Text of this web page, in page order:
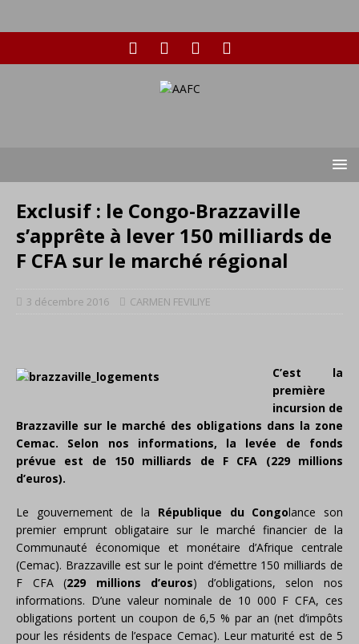
Exclusif : le Congo-Brazzaville
s’apprête à lever 150 milliards de
F CFA sur le marché régional
3 décembre 2016 CARMEN FEVILIYE
C’est la
première
incursion de
Brazzaville sur le marché des obligations dans la zone
Cemac. Selon nos informations, la levée de fonds
prévue est de 150 milliards de F CFA (229 millions
d’euros).
Le gouvernement de la République du Congolance son
premier emprunt obligataire sur le marché financier de la
Communauté économique et monétaire d’Afrique centrale
(Cemac). Brazzaville est sur le point d’émettre 150 milliards de
F CFA (229 millions d’euros) d’obligations, selon nos
informations. D’une valeur nominale de 10 000 F CFA, ces
obligations portent un coupon de 6,5 % par an (net d’impôts
pour les résidents de l’espace Cemac). Leur maturité est de 5